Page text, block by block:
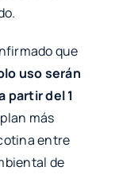
que
uso serán
partir del 1
más
entre
de